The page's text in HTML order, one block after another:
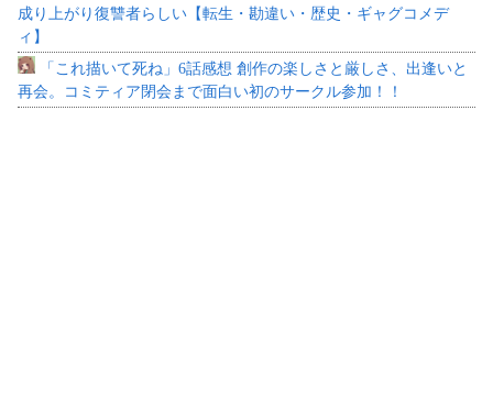
成り上がり復讐者らしい【転生・勘違い・歴史・ギャグコメデ
ィ】
「これ描いて死ね」6話感想 創作の楽しさと厳しさ、出逢いと
再会。コミティア閉会まで面白い初のサークル参加！！